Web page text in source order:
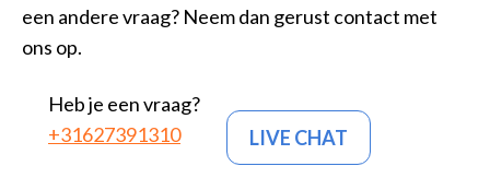
een andere vraag? Neem dan gerust contact met
ons op.
Heb je een vraag?
+31627391310
LIVE CHAT